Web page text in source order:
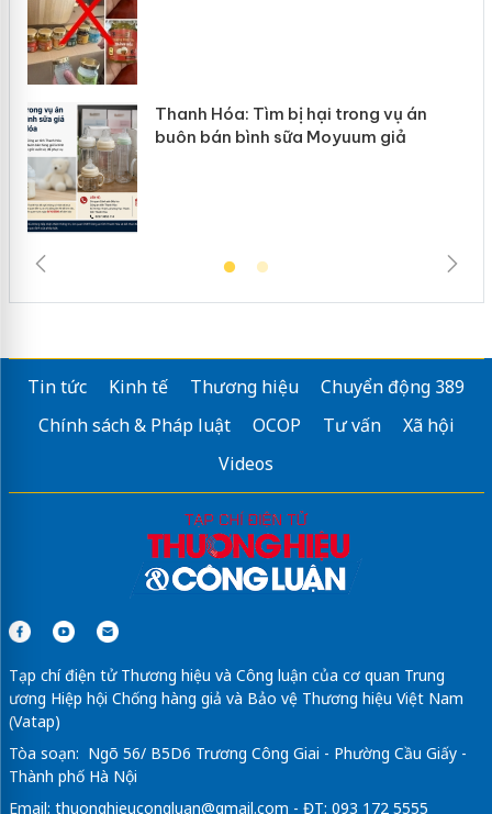
Hưng Yên: Xử lý 6 hộ kinh doanh bán
hàng giả mạo nhãn hiệu Adidas, Nike
Tin tức Kinh tế Thương hiệu
Chuyển động 389
Chính sách & Pháp luật
OCOP Tư vấn
Xã hội
Videos
Tạp chí điện tử Thương hiệu và Công luận của cơ quan Trung
ương Hiệp hội Chống hàng giả và Bảo vệ Thương hiệu Việt Nam
(Vatap)
Tòa soạn: Ngõ 56/ B5D6 Trương Công Giai - Phường Cầu Giấy -
Thành phố Hà Nội
Email: thuonghieucongluan@gmail.com - ĐT: 093 172 5555